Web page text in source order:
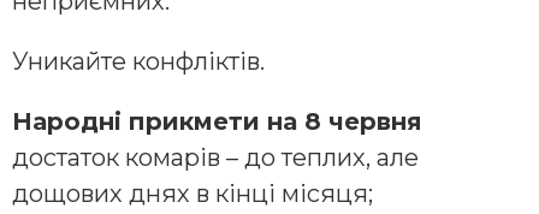
Уникайте конфліктів.
Народні прикмети на 8 червня
достаток комарів – до теплих, але
дощових днях в кінці місяця;